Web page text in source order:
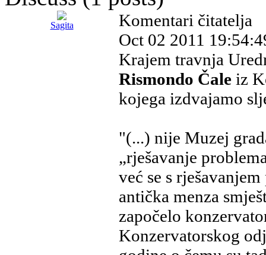
Sagita
Komentari čitatelja
Oct 02 2011
Krajem travnja
Rismondo Čale iz
kojega izdvajamo
"(...) nije Muzej
„rješavanje
već se s
antička menza
započelo
Konzervatorskog